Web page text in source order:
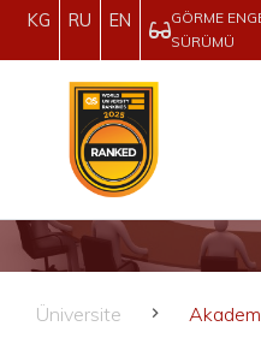
KG RU EN
GÖRME
SÜRÜMÜ
Üniversite